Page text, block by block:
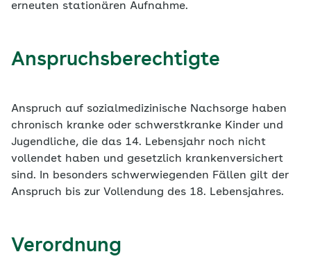
erneuten stationären Aufnahme.
Anspruchsberechtigte
Anspruch auf sozialmedizinische Nachsorge haben
chronisch kranke oder schwerstkranke Kinder und
Jugendliche, die das 14. Lebensjahr noch nicht
vollendet haben und gesetzlich krankenversichert
sind. In besonders schwerwiegenden Fällen gilt der
Anspruch bis zur Vollendung des 18. Lebensjahres.
Verordnung